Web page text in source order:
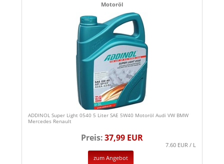
Motoröl
ADDINOL Super Light 0540 5 Liter SAE 5W40 Motoröl Audi VW BMW
Mercedes Renault
Preis:37,99 EUR
7.60 EUR / L
zum Angebot